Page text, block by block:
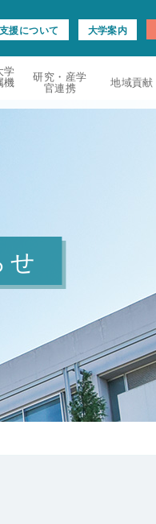
援について 大学案内
学
機 研究・産学
官連携 地域貢献